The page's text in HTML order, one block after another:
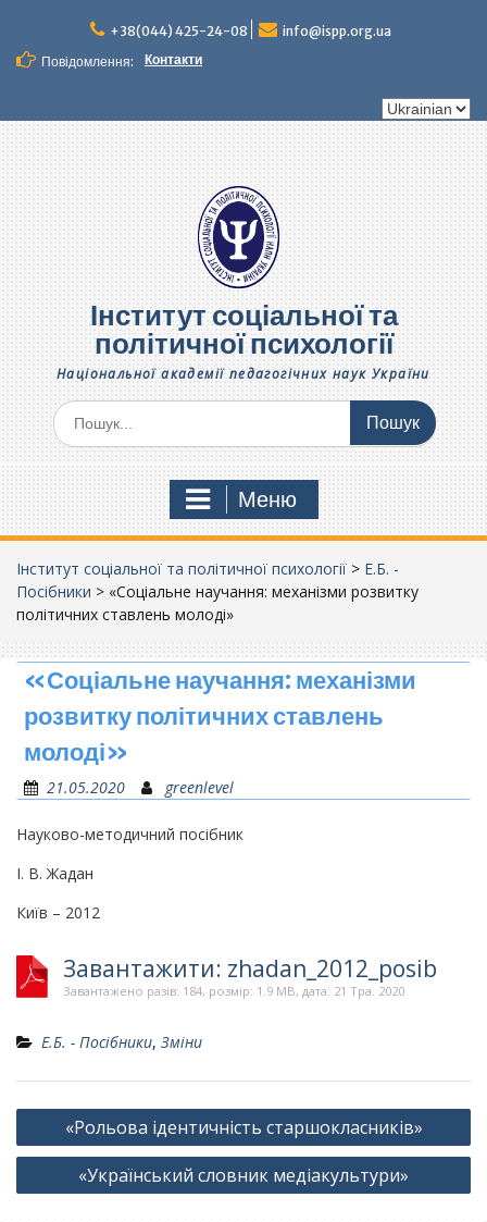
вмісту
+38(044) 425-24-08
info@ispp.org.ua
Повідомлення:
Контакти
Вибрати
Інститут соціальної та
політичної психології
Національної академії педагогічних наук України
Шукати:
Меню
Інститут соціальної та політичної психології > Е.Б. -
Посібники > «Соціальне научання: механізми розвитку
політичних ставлень молоді»
«Соціальне научання: механізми
розвитку політичних ставлень
молоді»
21.05.2020 greenlevel
Науково-методичний посібник
І. В. Жадан
Київ – 2012
Завантажити: zhadan_2012_posib
Завантажено разів: 184, розмір: 1.9 MB, дата: 21 Тра. 2020
Е.Б. - Посібники, Зміни
Навігація
записів
«Рольова ідентичність старшокласників»
«Український словник медіакультури»